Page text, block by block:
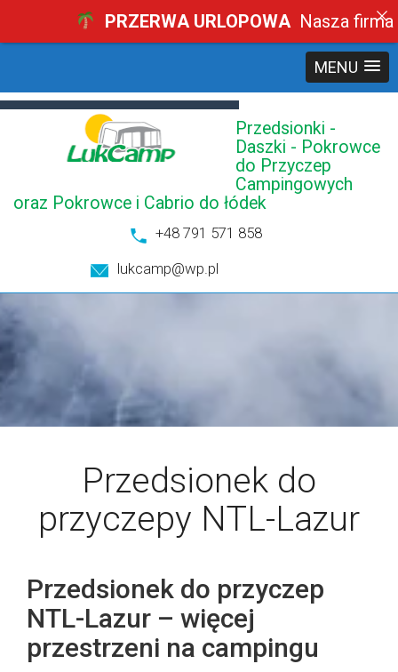
MENU
Przedsionki -
Daszki - Pokrowce
do Przyczep
Campingowych
oraz Pokrowce i Cabrio do łódek
+48 791 571 858
lukcamp@wp.pl
Przedsionek do
przyczepy NTL-Lazur
Przedsionek do przyczep
NTL-Lazur – więcej
przestrzeni na campingu
PRZERWA URLOPOWANasza firma